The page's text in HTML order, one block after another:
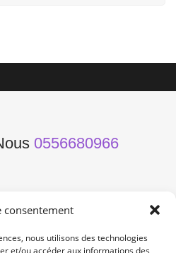
consentement
nous utilisons des technologies
et/ou accéder aux informations des
0556680966
l'Yser 33800